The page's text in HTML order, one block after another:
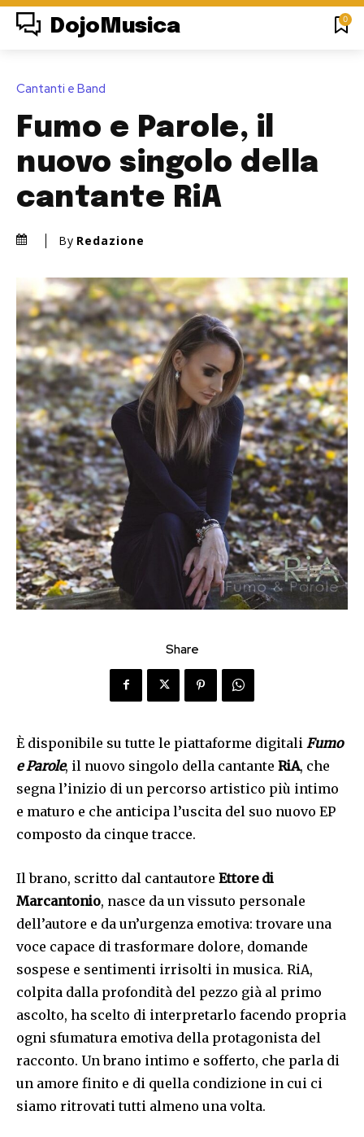
DojoMusica 0
Cantanti e Band
Fumo e Parole, il
nuovo singolo della
cantante RiA
By Redazione
Share
È disponibile su tutte le piattaforme digitali Fumo
e Parole, il nuovo singolo della cantante RiA, che
segna l’inizio di un percorso artistico più intimo
e maturo e che anticipa l’uscita del suo nuovo EP
composto da cinque tracce.
Il brano, scritto dal cantautore Ettore di
Marcantonio, nasce da un vissuto personale
dell’autore e da un’urgenza emotiva: trovare una
voce capace di trasformare dolore, domande
sospese e sentimenti irrisolti in musica. RiA,
colpita dalla profondità del pezzo già al primo
ascolto, ha scelto di interpretarlo facendo propria
ogni sfumatura emotiva della protagonista del
racconto. Un brano intimo e sofferto, che parla di
un amore finito e di quella condizione in cui ci
siamo ritrovati tutti almeno una volta.